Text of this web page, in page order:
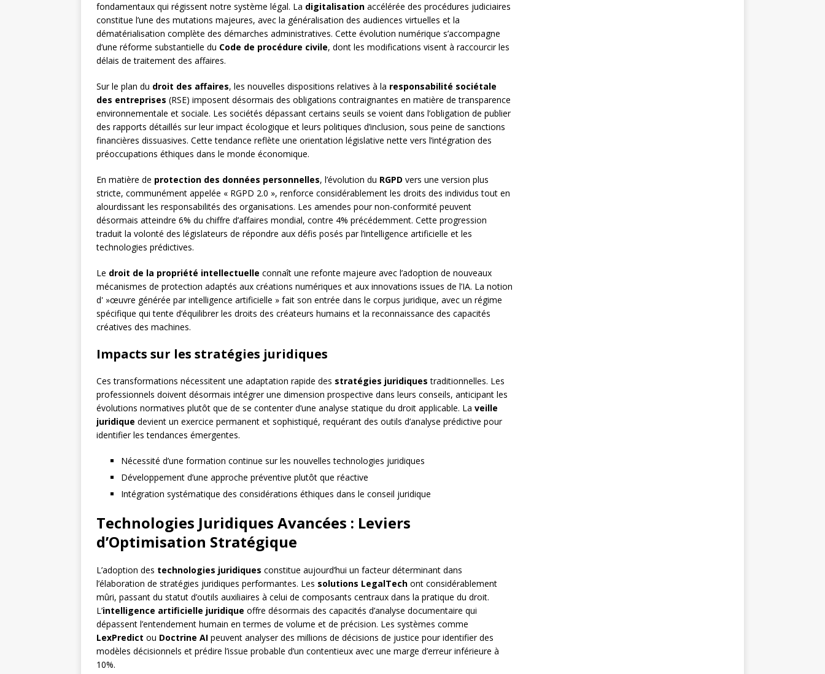
fondamentaux qui régissent notre système légal. La digitalisation accélérée des procédures judiciaires
constitue l’une des mutations majeures, avec la généralisation des audiences virtuelles et la
dématérialisation complète des démarches administratives. Cette évolution numérique s’accompagne
d’une réforme substantielle du Code de procédure civile, dont les modifications visent à raccourcir les
délais de traitement des affaires.
Sur le plan du droit des affaires, les nouvelles dispositions relatives à la responsabilité sociétale
des entreprises (RSE) imposent désormais des obligations contraignantes en matière de transparence
environnementale et sociale. Les sociétés dépassant certains seuils se voient dans l’obligation de publier
des rapports détaillés sur leur impact écologique et leurs politiques d’inclusion, sous peine de sanctions
financières dissuasives. Cette tendance reflète une orientation législative nette vers l’intégration des
préoccupations éthiques dans le monde économique.
En matière de protection des données personnelles, l’évolution du RGPD vers une version plus
stricte, communément appelée « RGPD 2.0 », renforce considérablement les droits des individus tout en
alourdissant les responsabilités des organisations. Les amendes pour non-conformité peuvent
désormais atteindre 6% du chiffre d’affaires mondial, contre 4% précédemment. Cette progression
traduit la volonté des législateurs de répondre aux défis posés par l’intelligence artificielle et les
technologies prédictives.
Le droit de la propriété intellectuelle connaît une refonte majeure avec l’adoption de nouveaux
mécanismes de protection adaptés aux créations numériques et aux innovations issues de l’IA. La notion
d' »œuvre générée par intelligence artificielle » fait son entrée dans le corpus juridique, avec un régime
spécifique qui tente d’équilibrer les droits des créateurs humains et la reconnaissance des capacités
créatives des machines.
Impacts sur les stratégies juridiques
Ces transformations nécessitent une adaptation rapide des stratégies juridiques traditionnelles. Les
professionnels doivent désormais intégrer une dimension prospective dans leurs conseils, anticipant les
évolutions normatives plutôt que de se contenter d’une analyse statique du droit applicable. La veille
juridique devient un exercice permanent et sophistiqué, requérant des outils d’analyse prédictive pour
identifier les tendances émergentes.
Nécessité d’une formation continue sur les nouvelles technologies juridiques
Développement d’une approche préventive plutôt que réactive
Intégration systématique des considérations éthiques dans le conseil juridique
Technologies Juridiques Avancées : Leviers
d’Optimisation Stratégique
L’adoption des technologies juridiques constitue aujourd’hui un facteur déterminant dans
l’élaboration de stratégies juridiques performantes. Les solutions LegalTech ont considérablement
mûri, passant du statut d’outils auxiliaires à celui de composants centraux dans la pratique du droit.
L’intelligence artificielle juridique offre désormais des capacités d’analyse documentaire qui
dépassent l’entendement humain en termes de volume et de précision. Les systèmes comme
LexPredict ou Doctrine AI peuvent analyser des millions de décisions de justice pour identifier des
modèles décisionnels et prédire l’issue probable d’un contentieux avec une marge d’erreur inférieure à
10%.